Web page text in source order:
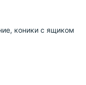
коники с ящиком